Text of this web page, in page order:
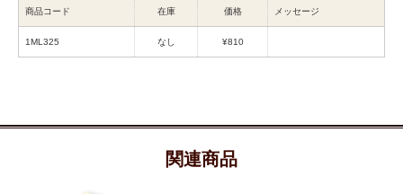
商品コード 在庫 価格 メッセージ
1ML325 なし ¥810
関連商品